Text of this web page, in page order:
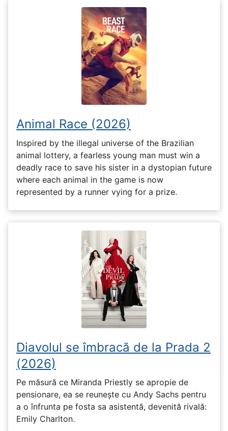
Animal Race (2026)
Inspired by the illegal universe of the Brazilian
animal lottery, a fearless young man must win a
deadly race to save his sister in a dystopian future
where each animal in the game is now
represented by a runner vying for a prize.
Diavolul se îmbracă de la Prada 2
(2026)
Pe măsură ce Miranda Priestly se apropie de
pensionare, ea se reunește cu Andy Sachs pentru
a o înfrunta pe fosta sa asistentă, devenită rivală:
Emily Charlton.